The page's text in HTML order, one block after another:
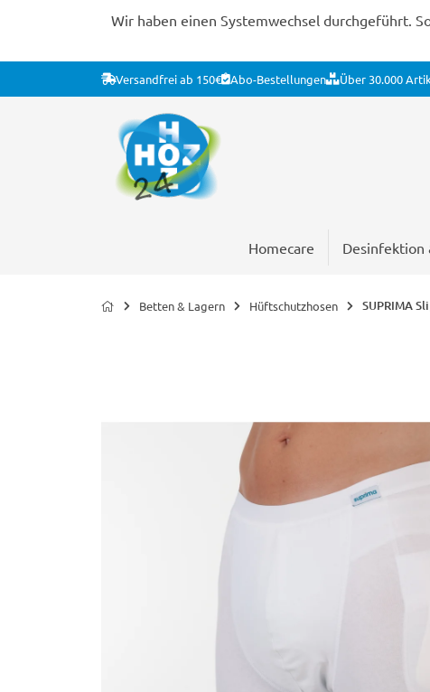
Wir haben einen Systemwechsel durchgeführt.
Versandfrei ab 150€ Abo-Bestellungen Über 30.000
Homecare Desinfektion
Betten & Lagern Hüftschutzhosen SUPRIMA